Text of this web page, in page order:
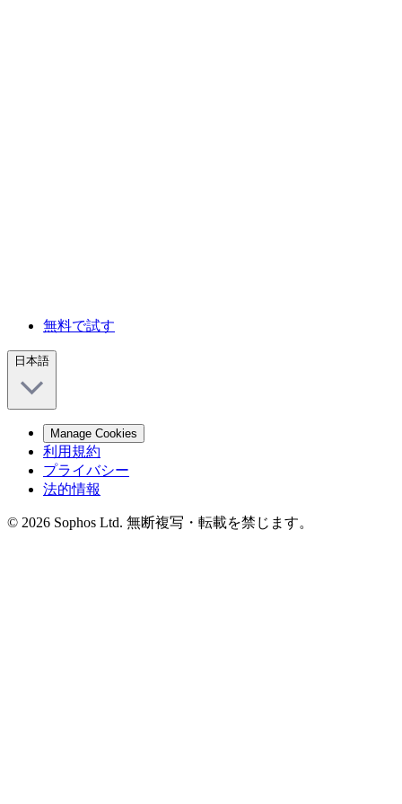
無料で試す
日本語
Manage Cookies
利用規約
プライバシー
法的情報
© 2026 Sophos Ltd. 無断複写・転載を禁じます。